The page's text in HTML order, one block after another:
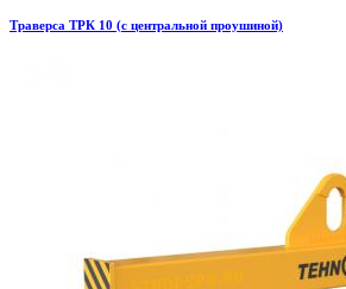
Траверса ТРК 10 (с центральной проушиной)